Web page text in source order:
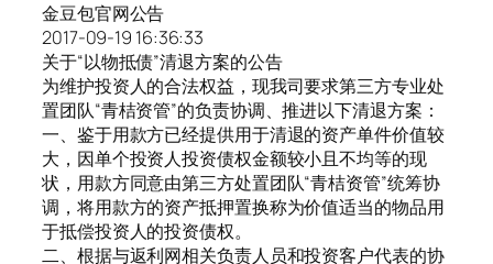
金豆包官网公告
2017-09-19 16:36:33
关于“以物抵债”清退方案的公告
为维护投资人的合法权益，现我司要求第三方专业处
置团队“青桔资管”的负责协调、推进以下清退方案：
一、鉴于用款方已经提供用于清退的资产单件价值较
大，因单个投资人投资债权金额较小且不均等的现
状，用款方同意由第三方处置团队“青桔资管”统筹协
调，将用款方的资产抵押置换称为价值适当的物品用
于抵偿投资人的投资债权。
二、根据与返利网相关负责人员和投资客户代表的协